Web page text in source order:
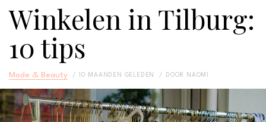
Winkelen in Tilburg:
10 tips
Mode & Beauty 10 MAANDEN GELEDEN DOOR NAOMI